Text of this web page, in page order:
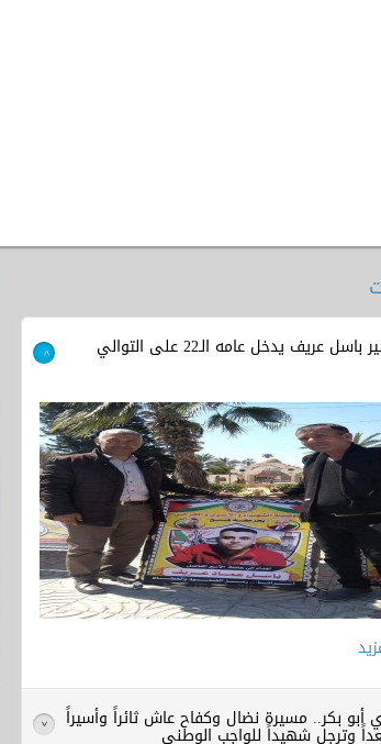
باسل عريف يدخل عامه الـ22 على التوالي >
أبو بكر.. مسيرة نضال وكفاح عاش ثائراً وأسيراً
وترجل شهيداً للواجب الوطني >